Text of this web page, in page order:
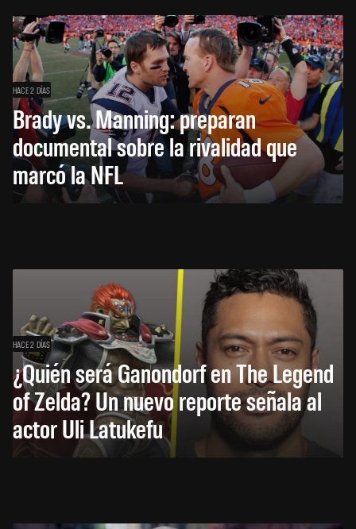
HACE 2 DÍAS
Brady vs. Manning: preparan
documental sobre la rivalidad que
marcó la NFL
HACE 2 DÍAS
¿Quién será Ganondorf en The Legend
of Zelda? Un nuevo reporte señala al
actor Uli Latukefu